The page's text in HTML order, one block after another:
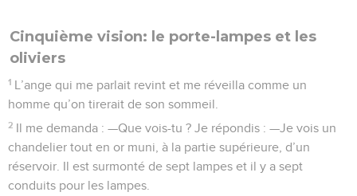
Cinquième vision: le porte-lampes et les
oliviers
1 L’ange qui me parlait revint et me réveilla comme un
homme qu’on tirerait de son sommeil.
2 Il me demanda : —Que vois-tu ? Je répondis : —Je vois un
chandelier tout en or muni, à la partie supérieure, d’un
réservoir. Il est surmonté de sept lampes et il y a sept
conduits pour les lampes.